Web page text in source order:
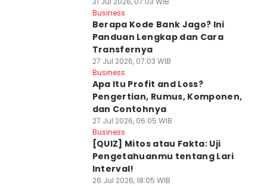
Business
Berapa Kode Bank Jago? Ini
Panduan Lengkap dan Cara
Transfernya
27 Jul 2026, 07:03 WIB
Business
Apa Itu Profit and Loss?
Pengertian, Rumus, Komponen,
dan Contohnya
27 Jul 2026, 06:05 WIB
Business
[QUIZ] Mitos atau Fakta: Uji
Pengetahuanmu tentang Lari
Interval!
26 Jul 2026, 18:05 WIB